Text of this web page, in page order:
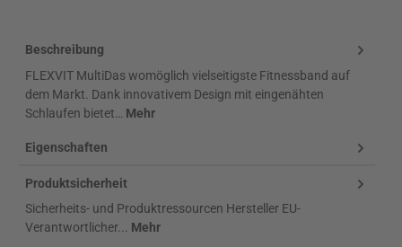
Beschreibung
FLEXVIT MultiDas womöglich vielseitigste Fitnessband auf
dem Markt. Dank innovativem Design mit eingenähten
Schlaufen bietet… Mehr
Eigenschaften
Produktsicherheit
Sicherheits- und Produktressourcen Hersteller EU-
Verantwortlicher... Mehr